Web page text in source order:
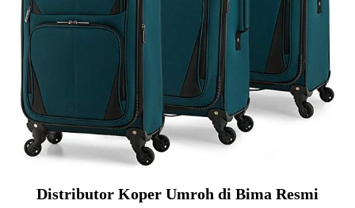
Distributor Koper Umroh di Bima Resmi